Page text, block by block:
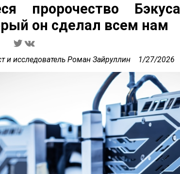
пророчество
он сделал всем нам
и исследователь Роман Зайруллин 1/27/2026